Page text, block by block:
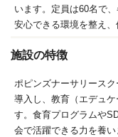
います。定員は60名で
安心できる環境を整え、
施設の特徴
ポピンズナーサリース
導入し、教育（エデュ
す。食育プログラムや
会で活躍できる力を養